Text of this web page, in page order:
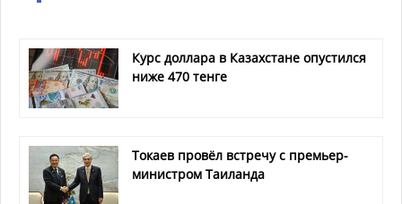
Курс доллара в Казахстане опустился
ниже 470 тенге
Токаев провёл встречу с премьер-
министром Таиланда